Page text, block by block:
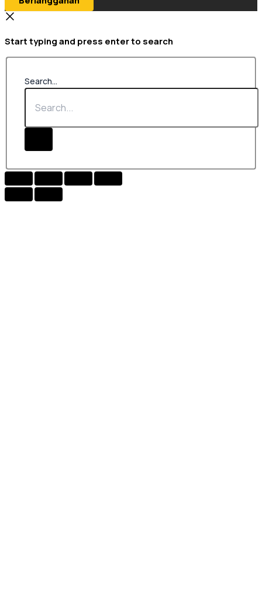
Start typing and press enter to search
Search...